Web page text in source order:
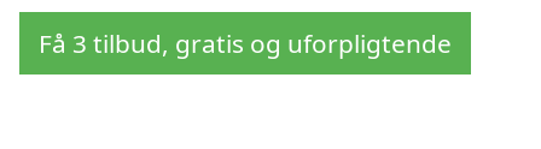
Få 3 tilbud, gratis og uforpligtende